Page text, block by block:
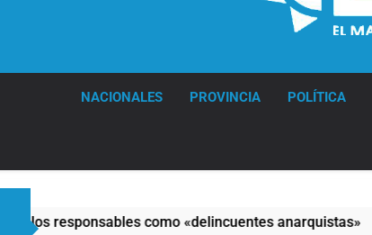
NACIONALES PROVINCIA POLÍTICA
responsables como «delincuentes anarquistas»